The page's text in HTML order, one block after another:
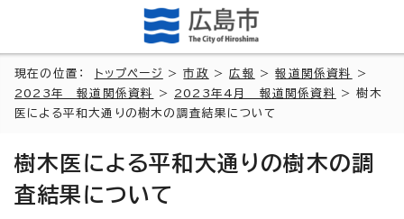
現在の位置： トップページ >市政 >広報 >報道関係資料
>
2023年 報道関係資料
> 2023年4月 報道関係資料
> 樹木
医による平和大通りの樹木の調査結果について
樹木医による平和大通りの樹木の調
査結果について